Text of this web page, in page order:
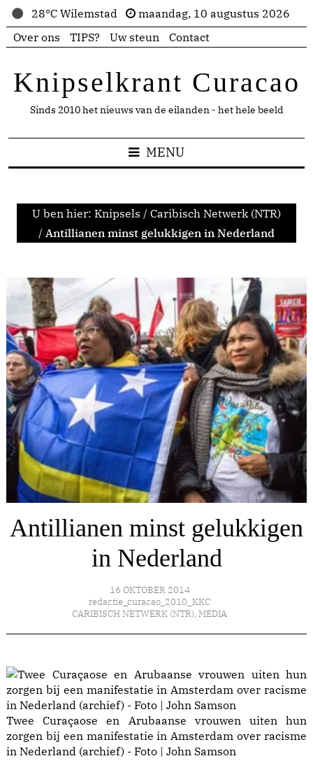
28°C Wilemstad
maandag, 10 augustus 2026
Over ons
TIPS? Uw steun Contact
Knipselkrant Curacao
Sinds 2010 het nieuws van de eilanden - het hele beeld
MENU
U ben hier: Knipsels / Caribisch Netwerk (NTR)
/ Antillianen minst gelukkigen in Nederland
Antillianen minst gelukkigen
in Nederland
16 OKTOBER 2014
redactie_curacao_2010_KKC
CARIBISCH NETWERK (NTR), MEDIA
Twee Curaçaose en Arubaanse vrouwen uiten hun
zorgen bij een manifestatie in Amsterdam over racisme
in Nederland (archief) - Foto | John Samson